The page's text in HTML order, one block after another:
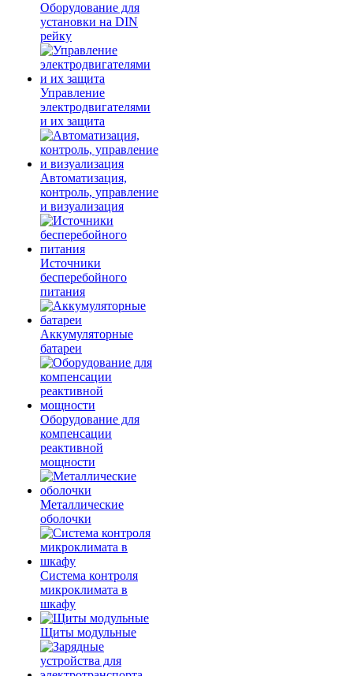
Оборудование для
установки на DIN
рейку
Управление
электродвигателями
и их защита
Автоматизация,
контроль, управление
и визуализация
Источники
бесперебойного
питания
Аккумуляторные
батареи
Оборудование для
компенсации
реактивной
мощности
Металлические
оболочки
Система контроля
микроклимата в
шкафу
Щиты модульные